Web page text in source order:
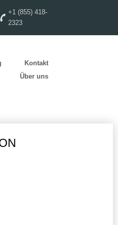
+1 (855) 418-
2323
Kontakt
Über uns